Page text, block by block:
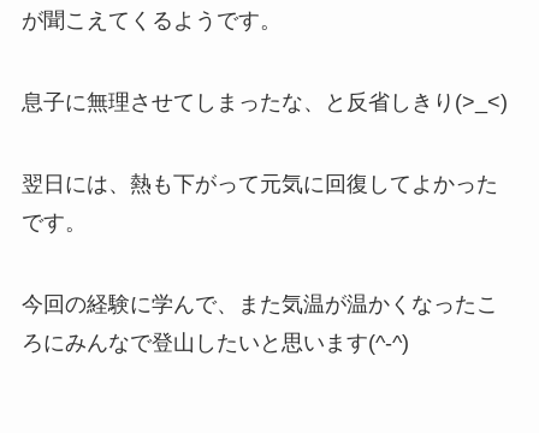
が聞こえてくるようです。
息子に無理させてしまったな、と反省しきり(>_<)
翌日には、熱も下がって元気に回復してよかった
です。
今回の経験に学んで、また気温が温かくなったこ
ろにみんなで登山したいと思います(^-^)